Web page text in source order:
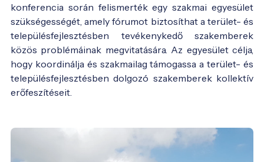
konferencia során felismerték egy szakmai egyesület
szükségességét, amely fórumot biztosíthat a terület- és
településfejlesztésben tevékenykedő szakemberek
közös problémáinak megvitatására. Az egyesület célja,
hogy koordinálja és szakmailag támogassa a terület- és
településfejlesztésben dolgozó szakemberek kollektív
erőfeszítéseit.